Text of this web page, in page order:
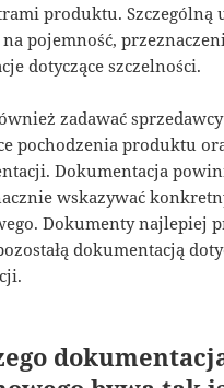
produktu. Szczególną
pojemność,
dotyczące szczelności.
zadawać
pochodzenia produktu
Dokumentacja
wskazywać
Dokumenty najlepiej
dokumentacją